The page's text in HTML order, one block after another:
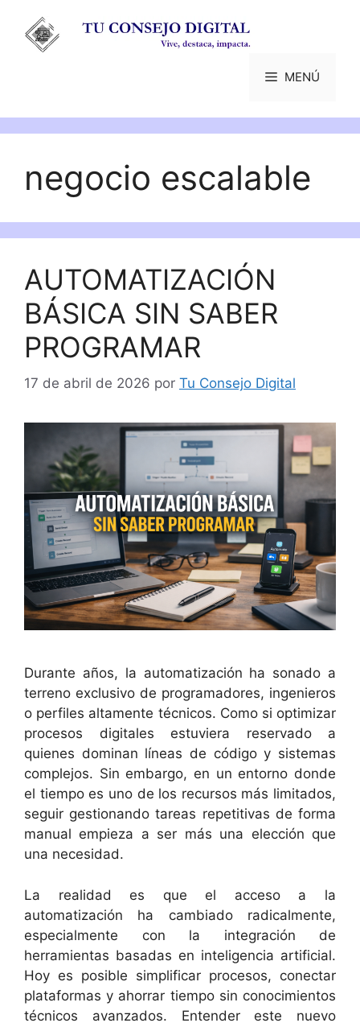
contenido
MENÚ
negocio escalable
AUTOMATIZACIÓN
BÁSICA SIN SABER
PROGRAMAR
17 de abril de 2026 por Tu Consejo Digital
Durante años, la automatización ha sonado a
terreno exclusivo de programadores, ingenieros
o perfiles altamente técnicos. Como si optimizar
procesos digitales estuviera reservado a
quienes dominan líneas de código y sistemas
complejos. Sin embargo, en un entorno donde
el tiempo es uno de los recursos más limitados,
seguir gestionando tareas repetitivas de forma
manual empieza a ser más una elección que
una necesidad.
La realidad es que el acceso a la
automatización ha cambiado radicalmente,
especialmente con la integración de
herramientas basadas en inteligencia artificial.
Hoy es posible simplificar procesos, conectar
plataformas y ahorrar tiempo sin conocimientos
técnicos avanzados. Entender este nuevo